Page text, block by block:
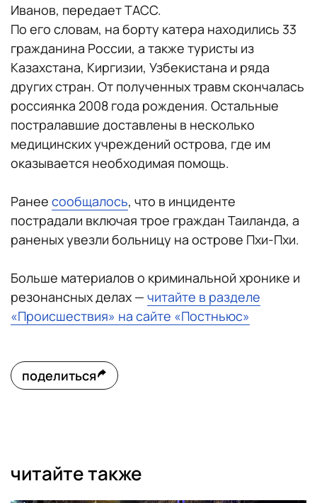
Иванов, передает ТАСС.
По его словам, на борту катера находились 33
гражданина России, а также туристы из
Казахстана, Киргизии, Узбекистана и ряда
других стран. От полученных травм скончалась
россиянка 2008 года рождения. Остальные
постралавшие доставлены в несколько
медицинских учреждений острова, где им
оказывается необходимая помощь.
Ранее сообщалось, что в инциденте
пострадали включая трое граждан Таиланда, а
раненых увезли больницу на острове Пхи-Пхи.
Больше материалов о криминальной хронике и
резонансных делах — читайте в разделе
«Происшествия» на сайте «Постньюс»
поделиться
читайте также